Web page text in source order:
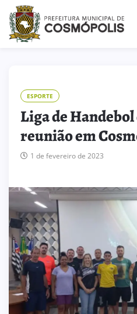
ESPORTE
Liga de
reunião em
1 de fevereiro de 2023